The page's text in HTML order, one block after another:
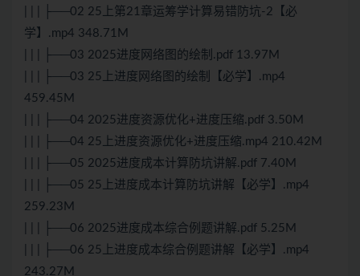
| | | ├──02 25上第21章运筹学计算易错防坑-2【必
学】.mp4 348.71M
| | | ├──03 2025进度网络图的绘制.pdf 13.97M
| | | ├──03 25上进度网络图的绘制【必学】.mp4
459.45M
| | | ├──04 2025进度资源优化+进度压缩.pdf 3.50M
| | | ├──04 25上进度资源优化+进度压缩.mp4 210.42M
| | | ├──05 2025进度成本计算防坑讲解.pdf 7.40M
| | | ├──05 25上进度成本计算防坑讲解【必学】.mp4
259.23M
| | | ├──06 2025进度成本综合例题讲解.pdf 5.25M
| | | ├──06 25上进度成本综合例题讲解【必学】.mp4
243.27M